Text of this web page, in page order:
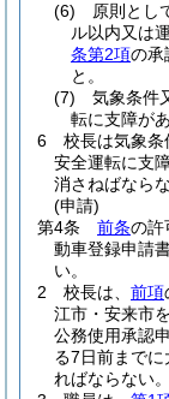
(6)
原則とし
ル以内又は
条第2項の承
と。
(7)
気象条件
転に支障が
6
校長は気象
安全運転に支
消さねばならな
(申請)
第4条
前条の許
動車登録申請
い。
2
校長は、 前項
江市・安来市
公務使用承認
る7日前まで
ればならない。